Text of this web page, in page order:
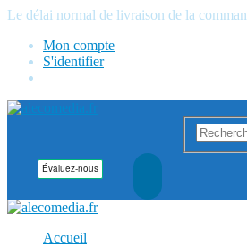
Le délai normal de livraison de la
Mon compte
S'identifier
Accueil